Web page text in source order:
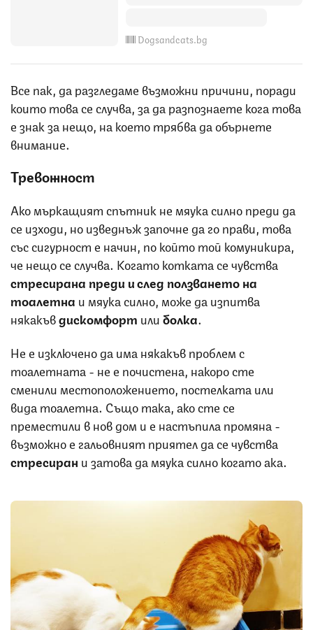
Dogsandcats.bg
Все пак, да разгледаме възможни причини, поради
които това се случва, за да разпознаете кога това
е знак за нещо, на което трябва да обърнете
внимание.
Тревожност
Ако мъркащият спътник не мяука силно преди да
се изходи, но изведнъж започне да го прави, това
със сигурност е начин, по който той комуникира,
че нещо се случва. Когато котката се чувства
стресирана преди и след ползването на
тоалетна и мяука силно, може да изпитва
някакъвдискомфорт илиболка.
Не е изключено да има някакъв проблем с
тоалетната - не е почистена, накоро сте
сменили местоположението, постелката или
вида тоалетна. Също така, ако сте се
преместили в нов дом и е настъпила промяна -
възможно е гальовният приятел да се чувства
стресиран и затова да мяука силно когато ака.